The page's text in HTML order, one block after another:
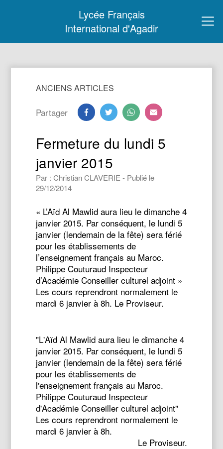
Lycée Français
International d'Agadir
ANCIENS ARTICLES
Partager
Fermeture du lundi 5
janvier 2015
Par : Christian CLAVERIE - Publié le
29/12/2014
« L’Aïd Al Mawlid aura lieu le dimanche 4
janvier 2015. Par conséquent, le lundi 5
janvier (lendemain de la fête) sera férié
pour les établissements de
l’enseignement français au Maroc.
Philippe Couturaud Inspecteur
d’Académie Conseiller culturel adjoint »
Les cours reprendront normalement le
mardi 6 janvier à 8h. Le Proviseur.
"L'Aïd Al Mawlid aura lieu le dimanche 4
janvier 2015. Par conséquent, le lundi 5
janvier (lendemain de la fête) sera férié
pour les établissements de
l'enseignement français au Maroc.
Philippe Couturaud Inspecteur
d'Académie Conseiller culturel adjoint"
Les cours reprendront normalement le
mardi 6 janvier à 8h.
Le Proviseur.